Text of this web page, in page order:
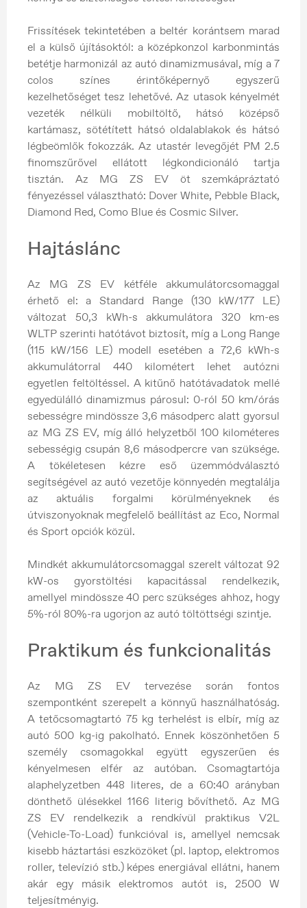
Frissítések tekintetében a beltér korántsem marad
el a külső újításoktól: a középkonzol karbonmintás
betétje harmonizál az autó dinamizmusával, míg a 7
colos színes érintőképernyő egyszerű
kezelhetőséget tesz lehetővé. Az utasok kényelmét
vezeték nélküli mobiltöltő, hátsó középső
kartámasz, sötétített hátsó oldalablakok és hátsó
légbeömlők fokozzák. Az utastér levegőjét PM 2.5
finomszűrővel ellátott légkondicionáló tartja
tisztán. Az MG ZS EV öt szemkápráztató
fényezéssel választható: Dover White, Pebble Black,
Diamond Red, Como Blue és Cosmic Silver.
Hajtáslánc
Az MG ZS EV kétféle akkumulátorcsomaggal
érhető el: a Standard Range (130 kW/177 LE)
változat 50,3 kWh-s akkumulátora 320 km-es
WLTP szerinti hatótávot biztosít, míg a Long Range
(115 kW/156 LE) modell esetében a 72,6 kWh-s
akkumulátorral 440 kilométert lehet autózni
egyetlen feltöltéssel. A kitűnő hatótávadatok mellé
egyedülálló dinamizmus párosul: 0-ról 50 km/órás
sebességre mindössze 3,6 másodperc alatt gyorsul
az MG ZS EV, míg álló helyzetből 100 kilométeres
sebességig csupán 8,6 másodpercre van szüksége.
A tökéletesen kézre eső üzemmódválasztó
segítségével az autó vezetője könnyedén megtalálja
az aktuális forgalmi körülményeknek és
útviszonyoknak megfelelő beállítást az Eco, Normal
és Sport opciók közül.
Mindkét akkumulátorcsomaggal szerelt változat 92
kW-os gyorstöltési kapacitással rendelkezik,
amellyel mindössze 40 perc szükséges ahhoz, hogy
5%-ról 80%-ra ugorjon az autó töltöttségi szintje.
Praktikum és funkcionalitás
Az MG ZS EV tervezése során fontos
szempontként szerepelt a könnyű használhatóság.
A tetőcsomagtartó 75 kg terhelést is elbír, míg az
autó 500 kg-ig pakolható. Ennek köszönhetően 5
személy csomagokkal együtt egyszerűen és
kényelmesen elfér az autóban. Csomagtartója
alaphelyzetben 448 literes, de a 60:40 arányban
dönthető ülésekkel 1166 literig bővíthető. Az MG
ZS EV rendelkezik a rendkívül praktikus V2L
(Vehicle-To-Load) funkcióval is, amellyel nemcsak
kisebb háztartási eszközöket (pl. laptop, elektromos
roller, televízió stb.) képes energiával ellátni, hanem
akár egy másik elektromos autót is, 2500 W
teljesítményig.